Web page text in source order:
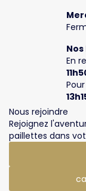
En
Nous rejoindre
Rejoignez
paillettes dans